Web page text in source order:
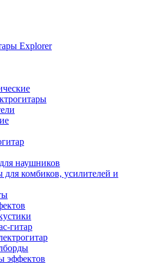
Explorer
наушников
для комбиков, усилителей и
гитар
эффектов